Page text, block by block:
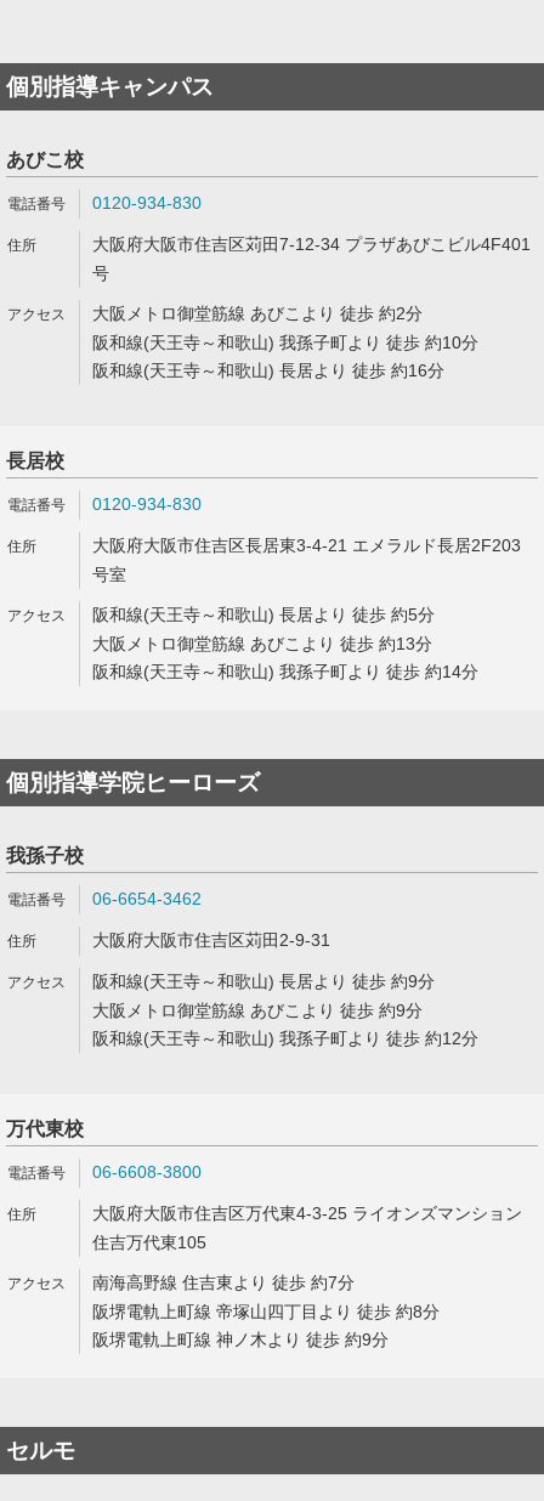
個別指導キャンパス
あびこ校
0120-934-830
大阪府大阪市住吉区苅田7-12-34 プラザあびこビル4F401
号
大阪メトロ御堂筋線 あびこより 徒歩 約2分
阪和線(天王寺～和歌山) 我孫子町より 徒歩 約10分
阪和線(天王寺～和歌山) 長居より 徒歩 約16分
長居校
0120-934-830
大阪府大阪市住吉区長居東3-4-21 エメラルド長居2F203
号室
阪和線(天王寺～和歌山) 長居より 徒歩 約5分
大阪メトロ御堂筋線 あびこより 徒歩 約13分
阪和線(天王寺～和歌山) 我孫子町より 徒歩 約14分
個別指導学院ヒーローズ
我孫子校
06-6654-3462
大阪府大阪市住吉区苅田2-9-31
阪和線(天王寺～和歌山) 長居より 徒歩 約9分
大阪メトロ御堂筋線 あびこより 徒歩 約9分
阪和線(天王寺～和歌山) 我孫子町より 徒歩 約12分
万代東校
06-6608-3800
大阪府大阪市住吉区万代東4-3-25 ライオンズマンション
住吉万代東105
南海高野線 住吉東より 徒歩 約7分
阪堺電軌上町線 帝塚山四丁目より 徒歩 約8分
阪堺電軌上町線 神ノ木より 徒歩 約9分
セルモ